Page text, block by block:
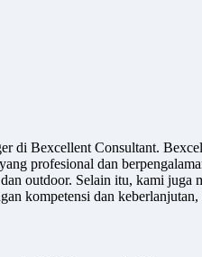
di Bexcellent Consultant.
profesional dan
outdoor. Selain itu, kami
kompetensi dan